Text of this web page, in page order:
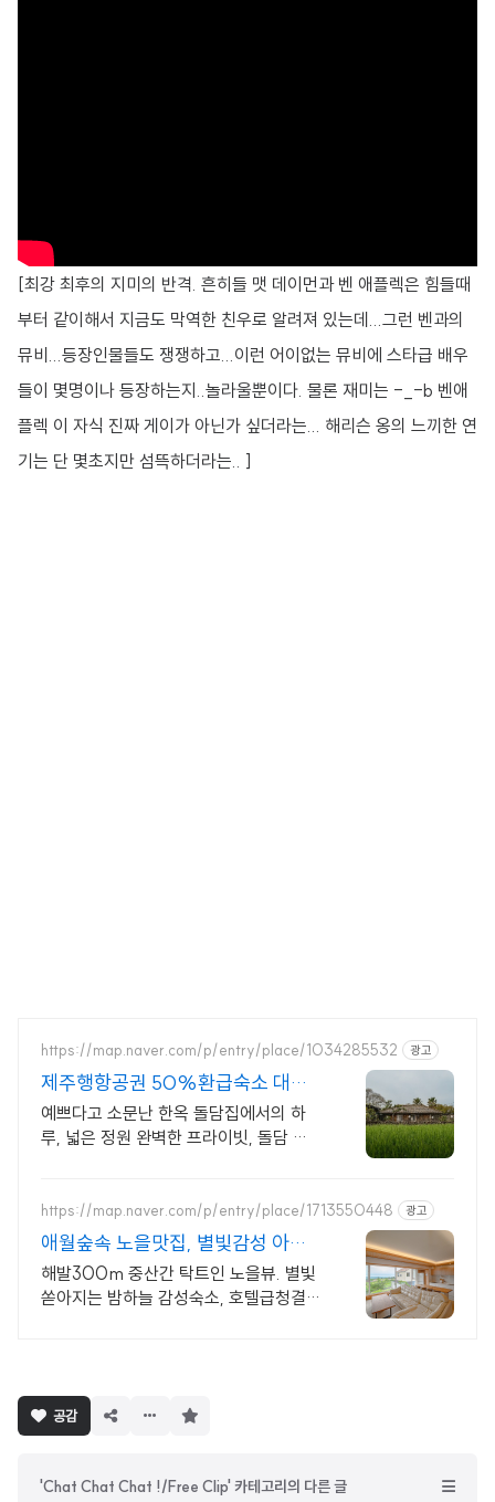
[최강 최후의 지미의 반격. 흔히들 맷 데이먼과 벤 애플렉은 힘들때
부터 같이해서 지금도 막역한 친우로 알려져 있는데...그런 벤과의
뮤비...등장인물들도 쟁쟁하고...이런 어이없는 뮤비에 스타급 배우
들이 몇명이나 등장하는지..놀라울뿐이다. 물론 재미는 -_-b 벤애
플렉 이 자식 진짜 게이가 아닌가 싶더라는... 해리슨 옹의 느끼한 연
기는 단 몇초지만 섬뜩하더라는.. ]
https://map.naver.com/p/entry/place/1034285532 광고
제주행항공권 50%환급숙소 대가
족형 감성돌집 8인까지
예쁘다고 소문난 한옥 돌담집에서의 하
루, 넓은 정원 완벽한 프라이빗, 돌담 자
https://map.naver.com/p/entry/place/1713550448 광고
애월숲속 노을맛집, 별빛감성 아기
용품 완벽구비, 대가족
해발300m 중산간 탁트인 노을뷰. 별빛
쏟아지는 밤하늘 감성숙소, 호텔급청결도
공감
'Chat Chat Chat !/Free Clip' 카테고리의 다른 글